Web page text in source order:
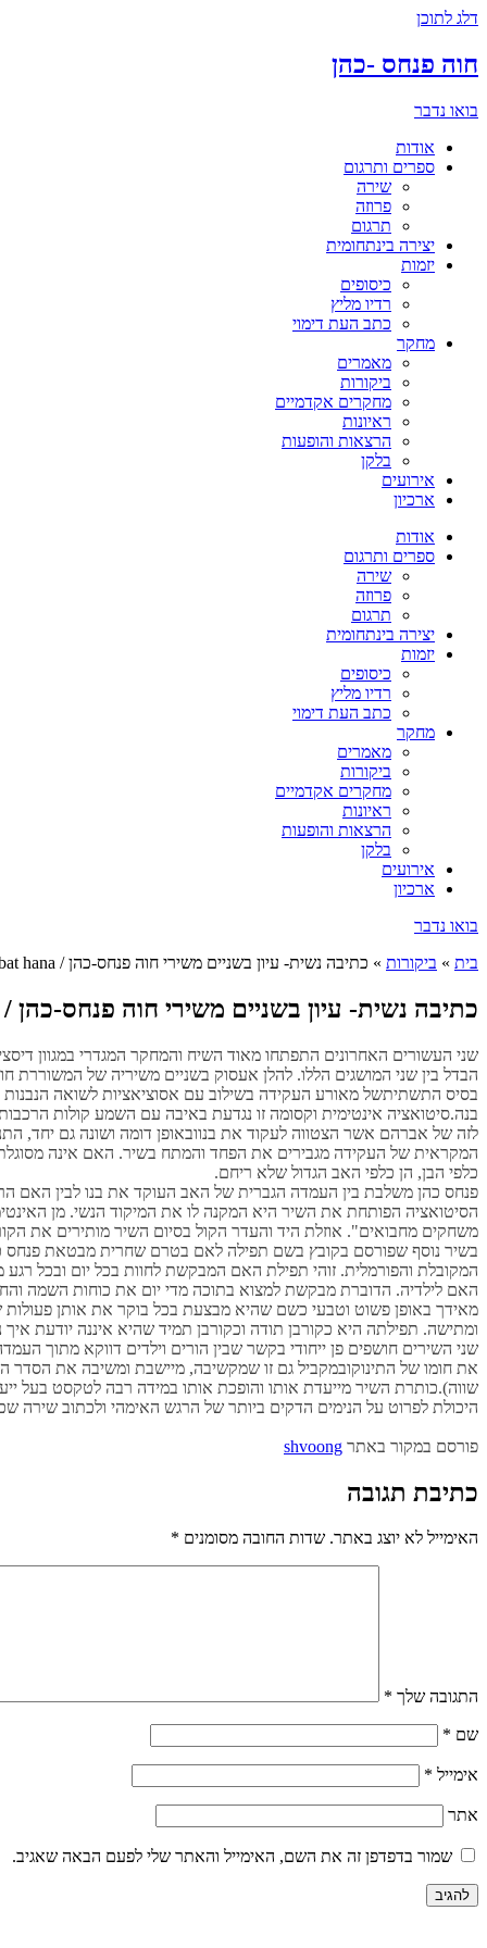
דלג לתוכן
חוה פנחס -כהן
בואו נדבר
אודות
ספרים ותרגום
שירה
פרוזה
תרגום
יצירה בינתחומית
יזמות
כיסופים
רדיו מליץ
כתב העת דימוי
מחקר
מאמרים
ביקורות
מחקרים אקדמיים
ראיונות
הרצאות והופעות
בלקן
אירועים
ארכיון
אודות
ספרים ותרגום
שירה
פרוזה
תרגום
יצירה בינתחומית
יזמות
כיסופים
רדיו מליץ
כתב העת דימוי
מחקר
מאמרים
ביקורות
מחקרים אקדמיים
ראיונות
הרצאות והופעות
בלקן
אירועים
ארכיון
בואו נדבר
בית » ביקורות » כתיבה נשית- עיון בשניים משירי חוה פנחס-כהן / bat hana
כתיבה נשית- עיון בשניים משירי חוה פנחס-כהן / bat hana
שני העשורים האחרונים התפתחו מאוד השיח והמחקר המגדרי במגוון
הבדל בין שני המושגים הללו. להלן אעסוק בשניים משיריה של המשוררת חוה פנחס-כהן,
בסיס התשתיתשל מאורע העקידה בשילוב עם אסוציאציות לשואה
בנה.סיטואציה אינטימית וקסומה זו נגדעת באיבה עם השמע קולות
לזה של אברהם אשר הצטווה לעקוד את בנוובאופן דומה ושונה גם יחד,
המקראית של העקידה מגבירים את הפחד והמתח בשיר. האם אינה
כלפי הבן, הן כלפי האב הגדול שלא ריחם.
פנחס כהן משלבת בין העמדה הגברית של האב העוקד את בנו לבין
הסיטואציה הפותחת את השיר היא המקנה לו את המיקוד הנשי. מן
משחקים מחבואים". אוזלת היד והעדר הקול בסיום השיר מותירים את
בשיר נוסף שפורסם בקובץ בשם תפילה לאם בטרם שחרית מבטאת פנחס
המקובלת והפורמלית. זוהי תפילת האם המבקשת לחוות בכל יום ובכל
האם לילדיה. הדוברת מבקשת למצוא בתוכה מדי יום את כוחות השמה
מאידך באופן פשוט וטבעי כשם שהיא מבצעת בכל בוקר את אותן פעולות
ומתישה. תפילתה היא כקורבן תודה וכקורבן תמיד שהיא איננה יודעת איך
שני השירים חושפים פן ייחודי בקשר שבין הורים וילדים דווקא מתוך
את חומו של התינוקובמקביל גם זו שמקשיבה, מיישבת ומשיבה את הסדר
שווה).כותרת השיר מייעדת אותו והופכת אותו במידה רבה לטקסט בעל
היכולת לפרוט על הנימים הדקים ביותר של הרגש האימהי ולכתוב שירה
פורסם במקור באתר shvoong
כתיבת תגובה
האימייל לא יוצג באתר. שדות החובה מסומנים *
התגובה שלך *
שם *
אימייל *
אתר
שמור בדפדפן זה את השם, האימייל והאתר שלי לפעם הבאה שאגיב.